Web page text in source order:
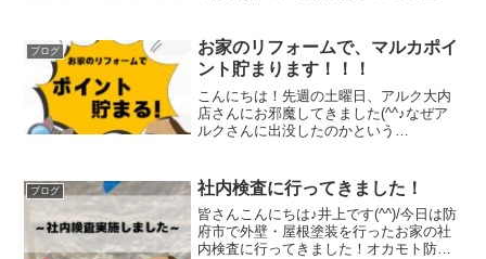
します。外観をきれいに保つためにも、
ぜひこの記事を参考にして...
ブログ
お家のリフォームで、マルカポイ
ント貯まります！！！
こんにちは！先週の土曜日、アルク大内
店さんにお邪魔してきました(^^♪なぜア
ルクさんに出没したのかという
だくと、マルカカードのポイントが貯ま
るんです！！！！！！！！！！...
ブログ 社内検査に行ってきました！
皆さんこんにちは♪井上です(^^)/今日は防
府市で外壁・屋根塗装を行ったお家の社
内検査に行ってきました！オカモト防水